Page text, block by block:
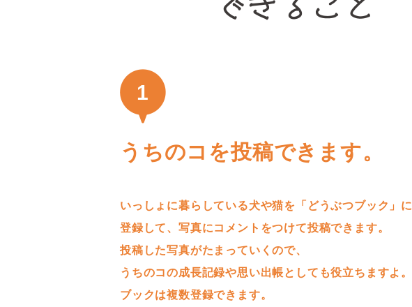
1
うちのコを投稿できます。
いっしょに暮らしている犬や猫を「どうぶつブック」に
登録して、写真にコメントをつけて投稿できます。
投稿した写真がたまっていくので、
うちのコの成長記録や思い出帳としても役立ちますよ。
ブックは複数登録できます。